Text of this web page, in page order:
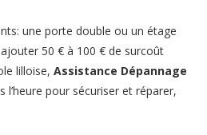
une porte double ou un étage
50 € à 100 € de surcoût
lilloise, Assistance Dépannage
l’heure pour sécuriser et réparer,